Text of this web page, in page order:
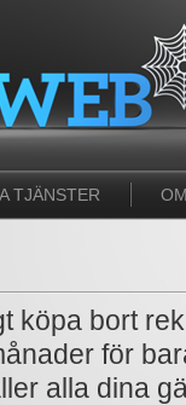
TJÄNSTER
köpa bort
för
alla dina